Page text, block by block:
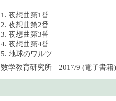
1. 夜想曲第1番
2. 夜想曲第2番
3. 夜想曲第3番
4. 夜想曲第4番
5. 地球のワルツ
数学教育研究所 2017/9 (電子書籍